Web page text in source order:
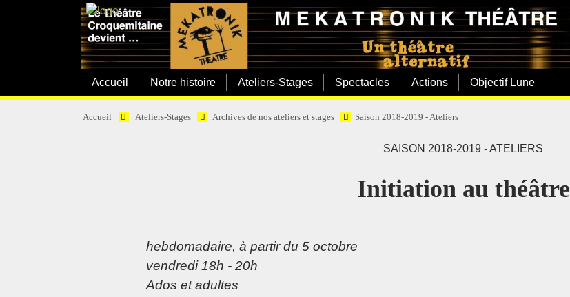
Accueil Notre histoire Ateliers-Stages Spectacles Actions Objectif Lune
Accueil Ateliers-Stages Archives de nos ateliers et stages Saison 2018-2019 - Ateliers
SAISON 2018-2019 - ATELIERS
Initiation au théâtre
hebdomadaire, à partir du 5 octobre
vendredi 18h - 20h
Ados et adultes